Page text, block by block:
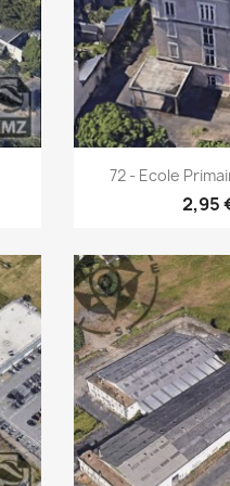
Aperçu
72 - Ecole
2,95